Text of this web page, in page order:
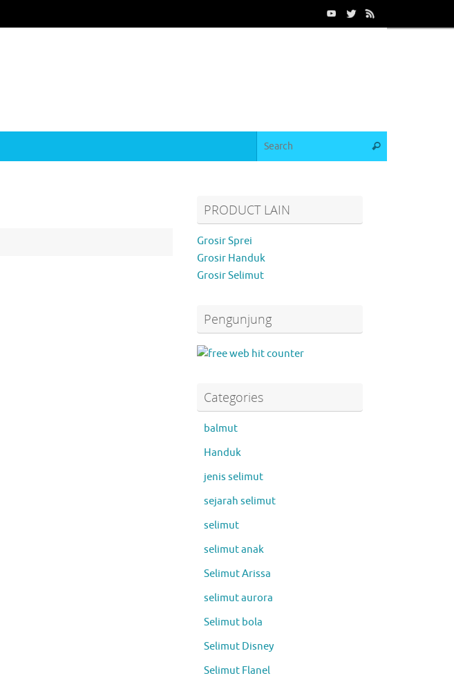
PRODUCT LAIN
Grosir Sprei
Grosir Handuk
Grosir Selimut
Pengunjung
Categories
balmut
Handuk
jenis selimut
sejarah selimut
selimut
selimut anak
Selimut Arissa
selimut aurora
Selimut bola
Selimut Disney
Selimut Flanel